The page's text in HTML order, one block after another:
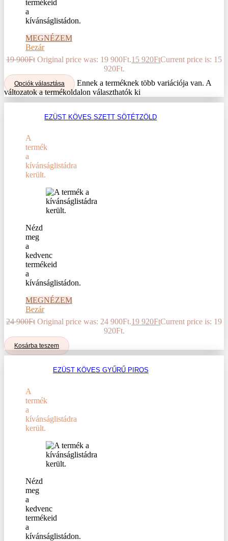
termékeid
a
kívánságlistádon.
MEGNÉZEM
Bezár
19 900Ft Original price was: 19 900Ft.15 920FtCurrent price is: 15
920Ft.
Opciók választása
Ennek a terméknek több variációja van. A
változatok a termékoldalon választhatók ki
EZÜST KÖVES SZETT SÖTÉTZÖLD
A
termék
a
kívánságlistádra
került.
Nézd
meg
a
kedvenc
termékeid
a
kívánságlistádon.
MEGNÉZEM
Bezár
24 900Ft Original price was: 24 900Ft.19 920FtCurrent price is: 19
920Ft.
Kosárba teszem
EZÜST KÖVES GYŰRŰ PIROS
A
termék
a
kívánságlistádra
került.
Nézd
meg
a
kedvenc
termékeid
a
kívánságlistádon.